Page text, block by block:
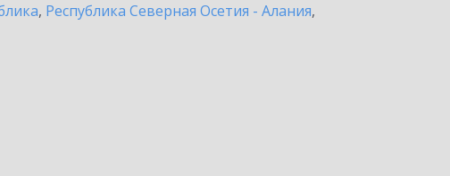
, Республика Северная Осетия - Алания,